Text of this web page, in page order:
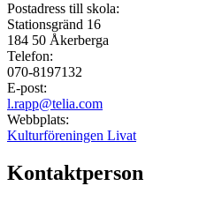
Postadress till skola:
Stationsgränd 16
184 50 Åkerberga
Telefon:
070-8197132
E-post:
l.rapp@telia.com
Webbplats:
Kulturföreningen Livat
Kontaktperson